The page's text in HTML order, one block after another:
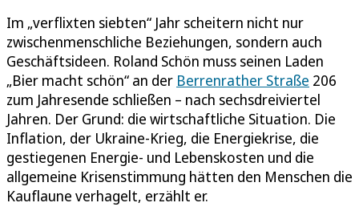
Im „verflixten siebten“ Jahr scheitern nicht nur
zwischenmenschliche Beziehungen, sondern auch
Geschäftsideen. Roland Schön muss seinen Laden
„Bier macht schön“ an der Berrenrather Straße 206
zum Jahresende schließen – nach sechsdreiviertel
Jahren. Der Grund: die wirtschaftliche Situation. Die
Inflation, der Ukraine-Krieg, die Energiekrise, die
gestiegenen Energie- und Lebenskosten und die
allgemeine Krisenstimmung hätten den Menschen die
Kauflaune verhagelt, erzählt er.